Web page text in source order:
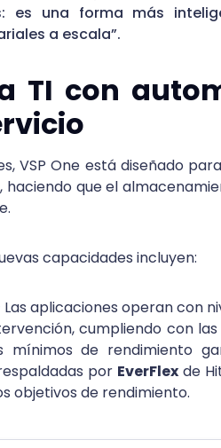
es una forma más
a escala”.
TI con
VSP One está diseñado
que el
capacidades incluyen:
Las aplicaciones operan con
cumpliendo con
mínimos de rendimiento
por EverFlex de
objetivos de rendimiento.